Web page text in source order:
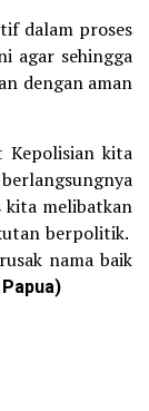
dalam proses
agar sehingga
dengan aman
Kepolisian kita
kita melibatkan
berpolitik.
nama baik